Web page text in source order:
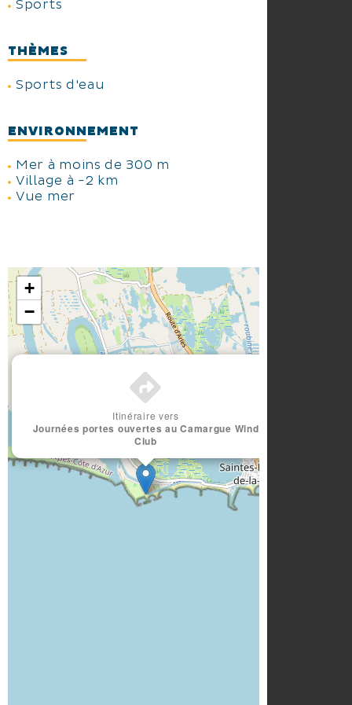
Sports
THÈMES
Sports d'eau
ENVIRONNEMENT
Mer à moins de 300 m
Village à -2 km
Vue mer
Itinéraire vers
Journées portes ouvertes au Camargue Wind
Club
+
−